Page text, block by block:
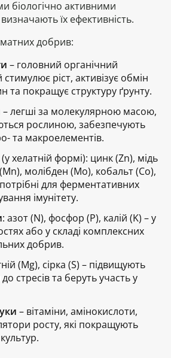
біологічно активними
їх ефективність.
добрив:
– головний органічний
ріст, активізує обмін
та покращує структуру ґрунту.
– легші за молекулярною масою,
рослиною, забезпечують
та макроелементів.
(у хелатній формі): цинк (Zn), мідь
молібден (Mo), кобальт (Co),
для ферментативних
імунітету.
: азот (N), фосфор (P), калій (K) – у
або у складі комплексних
добрив.
(Mg), сірка (S) – підвищують
до стресів та беруть участь у
– вітаміни, амінокислоти,
росту, які покращують